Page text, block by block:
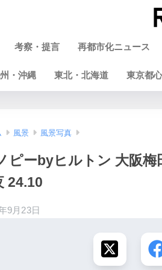
考察・提言 再都市化ニュース
・沖縄 東北・北海道 東京都心
風景 風景写真
ピーbyヒルトン 大阪
24.10
9月23日